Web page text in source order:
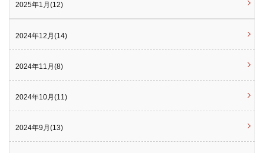
2025年1月(12)
2024年12月(14)
2024年11月(8)
2024年10月(11)
2024年9月(13)